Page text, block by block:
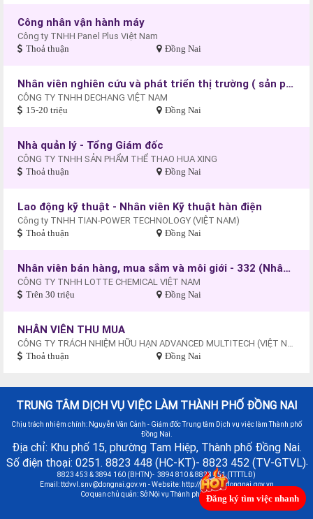
Công nhân vận hành máy
Công ty TNHH Panel Plus Việt Nam
Thoả thuận Đồng Nai
Nhân viên nghiên cứu và phát triển thị trường ( sản phẩm ngành điện)
CÔNG TY TNHH DECHANG VIỆT NAM
15-20 triệu Đồng Nai
Nhà quản lý - Tổng Giám đốc
CÔNG TY TNHH SẢN PHẨM THỂ THAO HUA XING
Thoả thuận Đồng Nai
Lao động kỹ thuật - Nhân viên Kỹ thuật hàn điện
Công ty TNHH TIAN-POWER TECHNOLOGY (VIỆT NAM)
Thoả thuận Đồng Nai
Nhân viên bán hàng, mua sắm và môi giới - 332 (Nhân viên kinh doanh)
CÔNG TY TNHH LOTTE CHEMICAL VIỆT NAM
Trên 30 triệu Đồng Nai
NHÂN VIÊN THU MUA
CÔNG TY TRÁCH NHIỆM HỮU HẠN ADVANCED MULTITECH (VIỆT NAM)
Thoả thuận Đồng Nai
TRUNG TÂM DỊCH VỤ VIỆC LÀM THÀNH PHỐ ĐỒNG NAI
Chịu trách nhiệm chính: Nguyễn Văn Cảnh - Giám đốc Trung tâm Dịch vụ việc làm Thành phố
Đồng Nai.
Địa chỉ: Khu phố 15, phường Tam Hiệp, Thành phố Đồng Nai.
Số điện thoại: 0251. 8823 448 (HC-KT)- 8823 452 (TV-GTVL)-
8823 453 & 3894 160 (BHTN)- 3894 810 & 8823 451 (TTTTLĐ)
Email:ttdvvl.snv@dongnai.gov.vn - Website: http://vieclamdongnai.gov.vn
Cơ quan chủ quản: Sở Nội vụ Thành phố Đồng NaiĐăng ký tìm việc nhanh